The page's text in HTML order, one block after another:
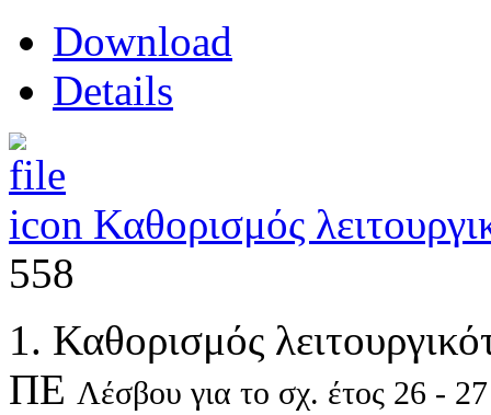
Download
Details
Καθορισμός
558
1. Καθορισμός
ΠΕ Λέσβου για το σχ. έτος 26 - 27